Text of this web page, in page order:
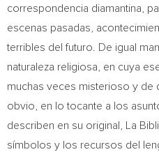
correspondencia diamantina,
escenas pasadas,
terribles del futuro. De igual
naturaleza religiosa, en cuya
muchas veces misterioso y de
obvio, en lo tocante a los
describen en su original, La
símbolos y los recursos del